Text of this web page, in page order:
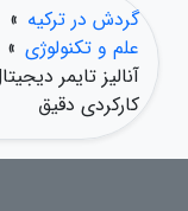
گردش در ترکیه »
علم و تکنولوژی »
کارکردی دقیق